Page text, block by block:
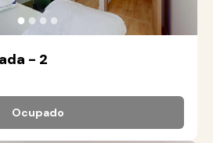
●●● ●
- 2
Ocupado